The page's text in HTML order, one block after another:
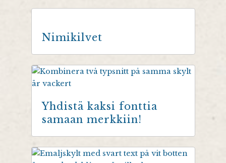
Nimikilvet
Yhdistä kaksi fonttia
samaan merkkiin!